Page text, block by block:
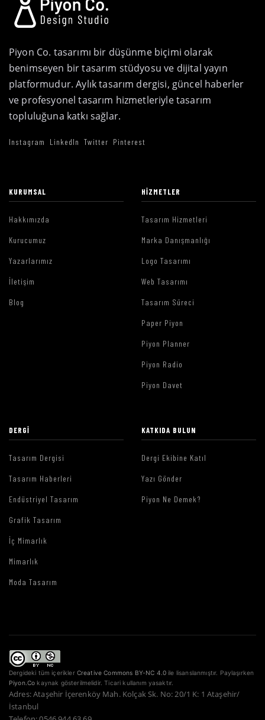
Piyon Co. tasarımı bir düşünme biçimi olarak
benimseyen bir tasarım stüdyosu ve dijital yayın
platformudur. Aylık tasarım dergisi, güncel haberler
ve profesyonel tasarım hizmetleriyle tasarım
topluluğuna katkı sağlar.
Instagram LinkedIn Twitter Pinterest
KURUMSAL
Hakkımızda
Kurucumuz
Yazarlarımız
İletişim
Blog
HIZMETLER
Tasarım Hizmetleri
Marka Danışmanlığı
Logo Tasarımı
Web Tasarımı
Tasarım Süreci
Paper Piyon
Piyon Planner
Piyon Radio
Piyon Davet
DERGI
Tasarım Dergisi
Tasarım Haberleri
Endüstriyel Tasarım
Grafik Tasarım
İç Mimarlık
Mimarlık
Moda Tasarım
KATKIDA BULUN
Dergi Ekibine Katıl
Yazı Gönder
Piyon Ne Demek?
Dergideki tüm içerikler Creative Commons BY-NC 4.0 ile lisanslanmıştır. Paylaşırken
Piyon.Co kaynak gösterilmelidir. Ticari kullanım yasaktır.
Adres: Ataşehir İçerenköy Mah. Kolçak Sk. No: 20/1 K: 1 Ataşehir/
İstanbul